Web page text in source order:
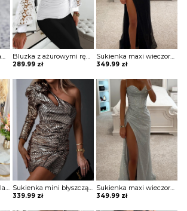
289.99 zł
Sukienka maxi wieczorowa z gorsetowym topem Alija
349.99 zł
Sukienka mini błyszcząca na jedno ramię Vildan
339.99 zł
Sukienka maxi wieczorowa z gorsetowym topem Alija
349.99 zł